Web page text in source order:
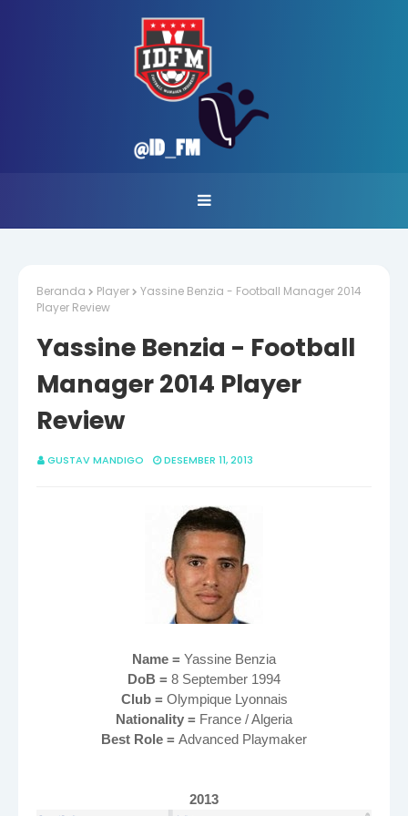
Beranda Player
Yassine Benzia - Football Manager 2014
Player Review
Yassine Benzia - Football
Manager 2014 Player
Review
GUSTAV MANDIGO DESEMBER 11, 2013
Name = Yassine Benzia
DoB = 8 September 1994
Club = Olympique Lyonnais
Nationality = France / Algeria
Best Role = Advanced Playmaker
2013